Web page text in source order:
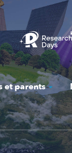
et parents